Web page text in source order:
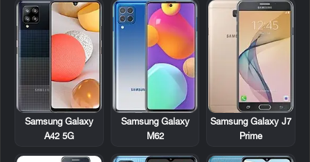
Samsung Galaxy J7
Prime
Samsung Galaxy
M62
Samsung Galaxy
A42 5G